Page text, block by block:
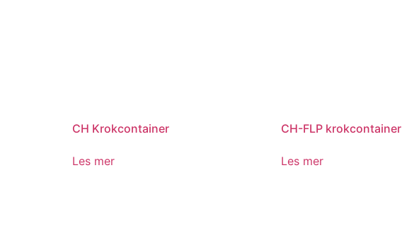
CH Krokcontainer
Les mer
CH-FLP krokcontainer
Les mer